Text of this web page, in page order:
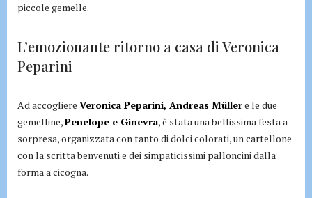
piccole gemelle.
L’emozionante ritorno a casa di Veronica
Peparini
Ad accogliere Veronica Peparini, Andreas Müllere le due
gemelline,Penelope e Ginevra, è stata una bellissima festa a
sorpresa, organizzata con tanto di dolci colorati, un cartellone
con la scritta benvenuti e dei simpaticissimi palloncini dalla
forma a cicogna.